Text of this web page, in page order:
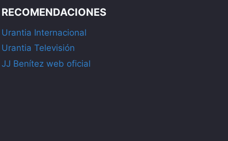
RECOMENDACIONES
Urantia Internacional
Urantia Televisión
JJ Benítez web oficial